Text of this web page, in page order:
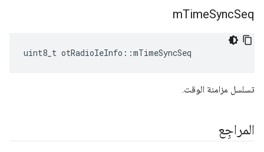
mTimeSyncSeq
uint8_t otRadioIeInfo ::mTimeSyncSeq
تسلسل مزامنة الوقت.
المراجِع